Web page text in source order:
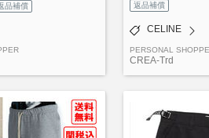
品補償 返品補償
CELINE
PERSONAL
CREA-Trd